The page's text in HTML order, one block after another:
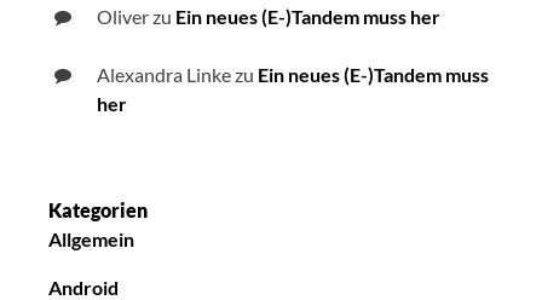
Oliverzu Ein neues (E-)Tandem muss her
Alexandra Linkezu Ein neues (E-)Tandem muss
her
Kategorien
Allgemein
Android